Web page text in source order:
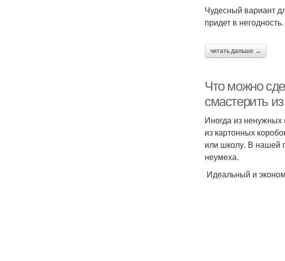
Чудесный вариант
придет в негодность.
читать дальше →
Что можно
смастерить
Иногда из
из картонных
или школу. В нашей
неумеха.
Идеальный и